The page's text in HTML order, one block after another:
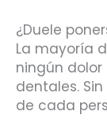
¿Duele
La mayoría
ningún
dentales.
de cada